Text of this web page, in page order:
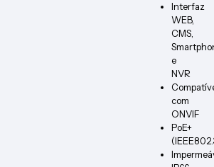
Interfaz
WEB,
CMS,
e
NVR
com
ONVIF
PoE+